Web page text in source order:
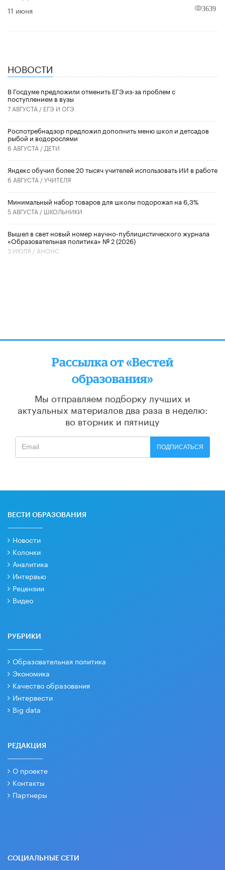
11 июня 3639
НОВОСТИ
В Госдуме предложили отменить ЕГЭ из-за проблем с
поступлением в вузы
7 АВГУСТА / ЕГЭ И ОГЭ
Роспотребнадзор предложил дополнить меню школ и детсадов
рыбой и водорослями
6 АВГУСТА / ДЕТИ
​Яндекс обучил более 20 тысяч учителей использовать ИИ в работе
6 АВГУСТА /УЧИТЕЛЯ
Минимальный набор товаров для школы подорожал на 6,3%
5 АВГУСТА / ШКОЛЬНИКИ
Вышел в свет новый номер научно-публицистического журнала
«Образовательная политика» № 2 (2026)
3 ИЮЛЯ / АНОНС
Рассылка от «Вестей
образования»
Мы отправляем подборку лучших и
актуальных материалов два раза в неделю:
во вторник и пятницу
ПОДПИСАТЬСЯ
ВЕСТИ ОБРАЗОВАНИЯ
Новости
Колонки
Аналитика
Интервью
Рецензии
Видео
РУБРИКИ
Образовательная политика
Экономика
Качество образования
Интервести
Big data
РЕДАКЦИЯ
О проекте
Контакты
Партнеры
СОЦИАЛЬНЫЕ СЕТИ